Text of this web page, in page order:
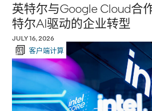
英特尔与Google Cloud合
特尔AI驱动的企业转型
JULY 16, 2026
客户端计算